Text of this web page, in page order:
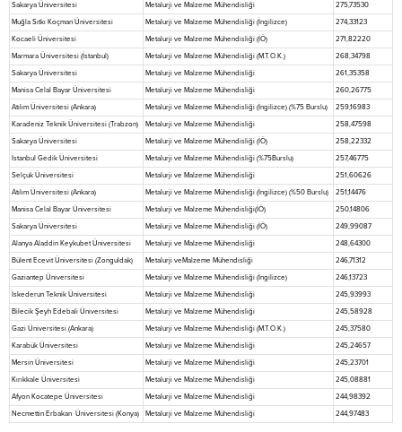
Sakarya Üniversitesi Metalurji ve Malzeme Mühendisliği 275,73530
Muğla Sıtkı Koçman Üniversitesi Metalurji ve Malzeme Mühendisliği (İngilizce) 274,33123
Kocaeli Üniversitesi Metalurji ve Malzeme Mühendisliği (İÖ) 271,82220
Marmara Üniversitesi (İstanbul) Metalurji ve Malzeme Mühendisliği (M.T.O.K.) 268,34798
Sakarya Üniversitesi Metalurji ve Malzeme Mühendisliği 261,35358
Manisa Celal Bayar Üniversitesi Metalurji ve Malzeme Mühendisliği 260,26775
Atılım Üniversitesi (Ankara) Metalurji ve Malzeme Mühendisliği (İngilizce) (%75 Burslu) 259,16983
Karadeniz Teknik Üniversitesi (Trabzon) Metalurji ve Malzeme Mühendisliği 258,47598
Sakarya Üniversitesi Metalurji ve Malzeme Mühendisliği (İÖ) 258,22332
İstanbul Gedik Üniversitesi Metalurji ve Malzeme Mühendisliği (%75Burslu) 257,46775
Selçuk Üniversitesi Metalurji ve Malzeme Mühendisliği 251,60626
Atılım Üniversitesi (Ankara) Metalurji ve Malzeme Mühendisliği (İngilizce) (%50 Burslu) 251,14476
Manisa Celal Bayar Üniversitesi Metalurji ve Malzeme Mühendisliği(İÖ) 250,14806
Sakarya Üniversitesi Metalurji ve Malzeme Mühendisliği (İÖ) 249,99087
Alanya Aladdin Keykubet Üniversitesi Metalurji ve Malzeme Mühendisliği 248,64300
Bülent Ecevit Üniversitesi (Zonguldak) Metalurji veMalzeme Mühendisliği 246,71312
Gaziantep Üniversitesi Metalurji ve Malzeme Mühendisliği (İngilizce) 246,13723
İskederun Teknik Üniversitesi Metalurji ve Malzeme Mühendisliği 245,93993
Bilecik Şeyh Edebali Üniversitesi Metalurji ve Malzeme Mühendisliği 245,58928
Gazi Üniversitesi (Ankara) Metalurji ve Malzeme Mühendisliği (M.T.O.K.) 245,37580
Karabük Üniversitesi Metalurji ve Malzeme Mühendisliği 245,24657
Mersin Üniversitesi Metalurji ve Malzeme Mühendisliği 245,23701
Kırıkkale Üniversitesi Metalurji ve Malzeme Mühendisliği 245,08881
Afyon Kocatepe Üniversitesi Metalurji ve Malzeme Mühendisliği 244,98392
Necmettin Erbakan Üniversitesi (Konya) Metalurji ve Malzeme Mühendisliği 244,97483